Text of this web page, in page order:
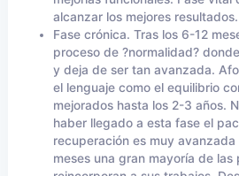
alcanzar los mejores resultados.
Fase crónica. Tras los 6-12
proceso de ?normalidad?
y deja de ser tan avanzada.
el lenguaje como el equilibrio
mejorados hasta los 2-3 años.
haber llegado a esta fase el
recuperación es muy avanzada
meses una gran mayoría de las